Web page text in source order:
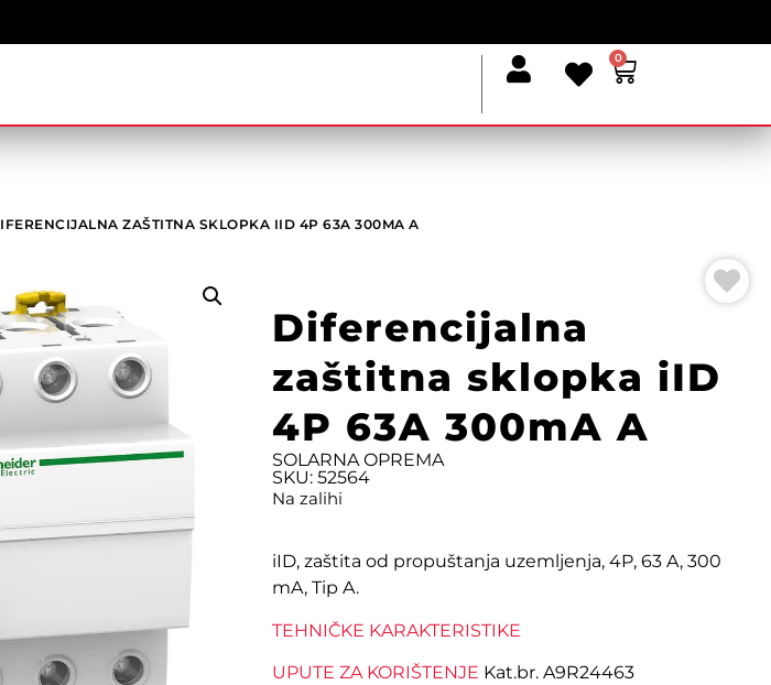
0
ZAŠTITNA SKLOPKA IID 4P 63A 300MA A
Diferencijalna
zaštitna sklopka iID
4P 63A 300mA A
SOLARNA OPREMA
SKU: 52564
Na zalihi
iID, zaštita od propuštanja uzemljenja, 4P, 63 A, 300
mA, Tip A.
TEHNIČKE KARAKTERISTIKE
UPUTE ZA KORIŠTENJE Kat.br. A9R24463